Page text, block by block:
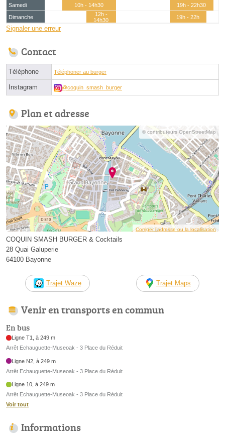
Samedi
10h - 14h30
19h - 22h30
Dimanche
12h -
14h30
19h - 22h
Signaler une erreur
Contact
Téléphone Téléphoner au burger
Instagram @coquin_smash_burger
Plan et adresse
© contributeurs OpenStreetMap
Corriger l’adresse ou la localisation
COQUIN SMASH BURGER & Cocktails
28 Quai Galuperie
64100 Bayonne
Trajet Waze Trajet Maps
Venir en transports en commun
En bus
Ligne T1, à 249 m
Arrêt Echauguette-Museoak - 3 Place du Réduit
Ligne N2, à 249 m
Arrêt Echauguette-Museoak - 3 Place du Réduit
Ligne 10, à 249 m
Arrêt Echauguette-Museoak - 3 Place du Réduit
Voir tout
Informations